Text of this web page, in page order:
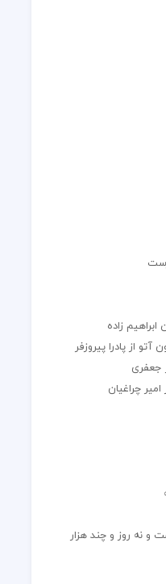
زاده
از پادرا پیروزفر
جعفری
چراغیان
و نه روز و چند هزار